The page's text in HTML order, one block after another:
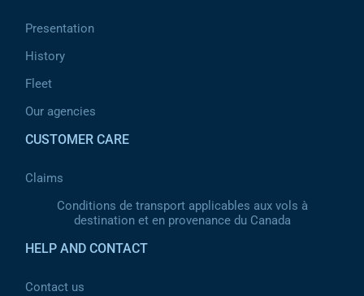
Presentation
History
Fleet
Our agencies
CUSTOMER CARE
Claims
Conditions de transport applicables aux vols à
destination et en provenance du Canada
HELP AND CONTACT
Contact us